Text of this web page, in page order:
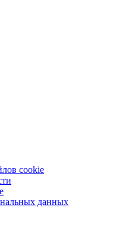
cookie
данных